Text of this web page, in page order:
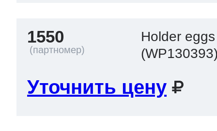
1550
Holder eggs
Уточнить цену